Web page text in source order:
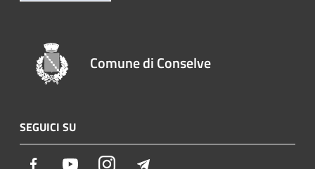
Comune di Conselve
SEGUICI SU
Facebook YoutubeInstagram